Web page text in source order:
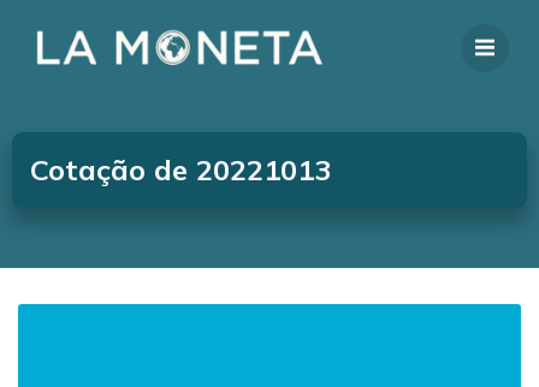
Cotação de 20221013